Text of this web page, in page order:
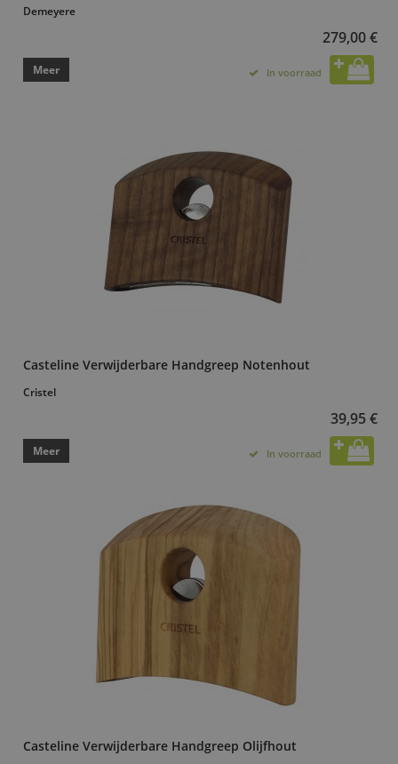
Demeyere
279,00 €
Meer In voorraad
Casteline Verwijderbare Handgreep Notenhout
Cristel
39,95 €
Meer In voorraad
Casteline Verwijderbare Handgreep Olijfhout